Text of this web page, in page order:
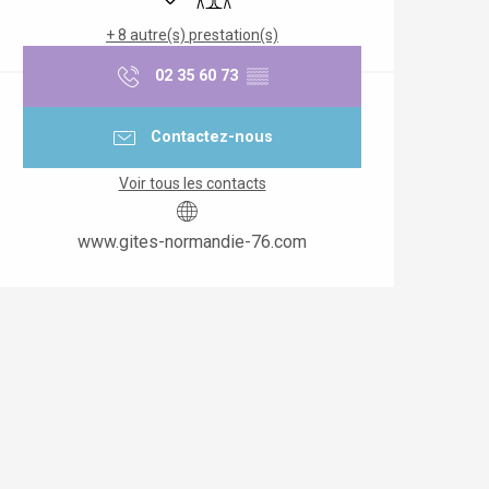
+ 8 autre(s) prestation(s)
02 35 60 73 ▒▒
Contactez-nous
Voir tous les contacts
www.gites-normandie-76.com